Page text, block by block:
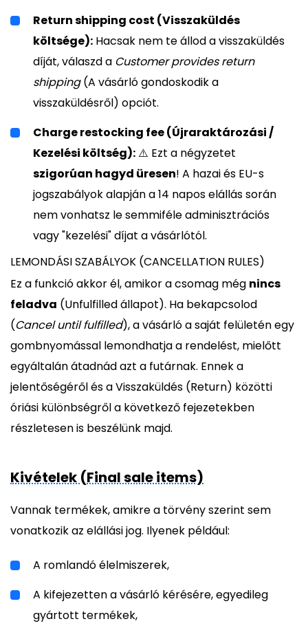
Return shipping cost (Visszaküldés
költsége): Hacsak nem te állod a visszaküldés
díját, válaszd a Customer provides return
shipping(A vásárló gondoskodik a
visszaküldésről) opciót.
Charge restocking fee (Újraraktározási /
Kezelési költség): ⚠️ Ezt a négyzetet
szigorúan hagyd üresen! A hazai és EU-s
jogszabályok alapján a 14 napos elállás során
nem vonhatsz le semmiféle adminisztrációs
vagy "kezelési" díjat a vásárlótól.
LEMONDÁSI SZABÁLYOK (CANCELLATION RULES)
Ez a funkció akkor él, amikor a csomag még nincs
feladva (Unfulfilled állapot). Ha bekapcsolod
(Cancel until fulfilled), a vásárló a saját felületén egy
gombnyomással lemondhatja a rendelést, mielőtt
egyáltalán átadnád azt a futárnak. Ennek a
jelentőségéről és a Visszaküldés (Return) közötti
óriási különbségről a következő fejezetekben
részletesen is beszélünk majd.
Kivételek (Final sale items)
Vannak termékek, amikre a törvény szerint sem
vonatkozik az elállási jog. Ilyenek például:
A romlandó élelmiszerek,
A kifejezetten a vásárló kérésére, egyedileg
gyártott termékek,